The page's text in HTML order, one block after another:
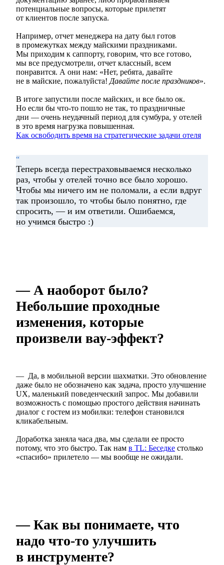
потенциальные вопросы, которые прилетят
от клиентов после запуска.
Например, отчет менеджера на дату был готов
в промежутках между майскими праздниками.
Мы приходим к саппорту, говорим, что все готово,
мы все предусмотрели, отчет классный, всем
понравится. А они нам: «Нет, ребята, давайте
не в майские, пожалуйста! Давайте после праздников».
В итоге запустили после майских, и все было ок.
Но если бы что-то пошло не так, то праздничные
дни — очень неудачный период для сумбура, у отелей
в это время нагрузка повышенная.
Как освободить время на стратегические задачи отеля
“
Теперь всегда перестраховываемся несколько
раз, чтобы у отелей точно все было хорошо.
Чтобы мы ничего им не поломали, а если вдруг
так произошло, то чтобы было понятно, где
спросить, — и им ответили. Ошибаемся,
но учимся быстро :)
— А наоборот было?
Небольшие проходные
изменения, которые
произвели вау-эффект?
— Да, в мобильной версии шахматки. Это обновление
даже было не обозначено как задача, просто улучшение
UX, маленький поведенческий запрос. Мы добавили
возможность с помощью простого действия начинать
диалог с гостем из мобилки: телефон становился
кликабельным.
Доработка заняла часа два, мы сделали ее просто
потому, что это быстро. Так нам в TL: Беседке столько
«спасибо» прилетело — мы вообще не ожидали.
— Как вы понимаете, что
надо что-то улучшить
в инструменте?